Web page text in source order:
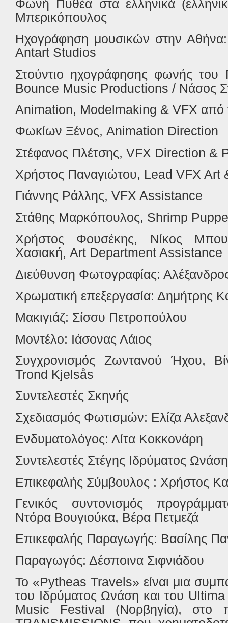
Φωνή Πυθέα στα ελληνικά
Μπερικόπουλος
Ηχογράφηση μουσικών στην
Antart Studios
Στούντιο ηχογράφησης φωνής
Bounce Music Productions / Νάσος
Animation, Modelmaking & VFX από
Φωκίων Ξένος, Animation Direction
Στέφανος Πλέτσης, VFX Direction &
Χρήστος Παναγιώτου, Lead VFX Art
Γιάννης Ράλλης, VFX Assistance
Στάθης Μαρκόπουλος, Shrimp
Χρήστος
Φουσέκης, Νίκος
Χασιακή, Art Department Assistance
Διεύθυνση Φωτογραφίας:
Χρωματική επεξεργασία: Δημήτρης
Μακιγιάζ: Σίσσυ Πετροπούλου
Μοντέλο: Ιάσονας Λάιος
Συγχρονισμός Ζωντανού Ήχου,
Trond Kjelsås
Συντελεστές Σκηνής
Σχεδιασμός Φωτισμών: Ελίζα
Ενδυματολόγος: Λίτα Κοκκονάρη
Συντελεστές Στέγης Ιδρύματος Ωνάση
Επικεφαλής Σύμβουλος : Χρήστος
Γενικός συντονισμός
Ντόρα Βουγιούκα, Βέρα Πετμεζά
Επικεφαλής Παραγωγής: Βασίλης
Παραγωγός: Δέσποινα Σιφνιάδου
To «Pytheas Travels» είναι μια
του Ιδρύματος Ωνάση και του
Music Festival (Νορβηγία), στο